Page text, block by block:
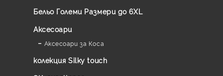
Бельо Големи Размери до 6XL
Аксесоари
Аксесоари за Коса
колекция Silky touch